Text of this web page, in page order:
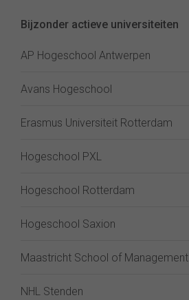
Bijzonder actieve universiteiten
AP Hogeschool Antwerpen
Avans Hogeschool
Erasmus Universiteit Rotterdam
Hogeschool PXL
Hogeschool Rotterdam
Hogeschool Saxion
Maastricht School of Management
NHL Stenden